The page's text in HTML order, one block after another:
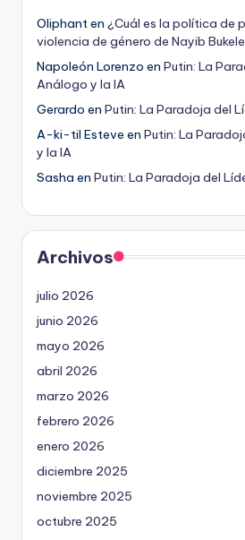
Oliphanten ¿Cuál es la política de
violencia de género de Nayib
Napoleón Lorenzo en Putin: La
Análogo y la IA
Gerardo en Putin: La Paradoja del
A-ki-til Esteve en Putin: La
y la IA
Sasha en Putin: La Paradoja del
Archivos
julio 2026
junio 2026
mayo 2026
abril 2026
marzo 2026
febrero 2026
enero 2026
diciembre 2025
noviembre 2025
octubre 2025